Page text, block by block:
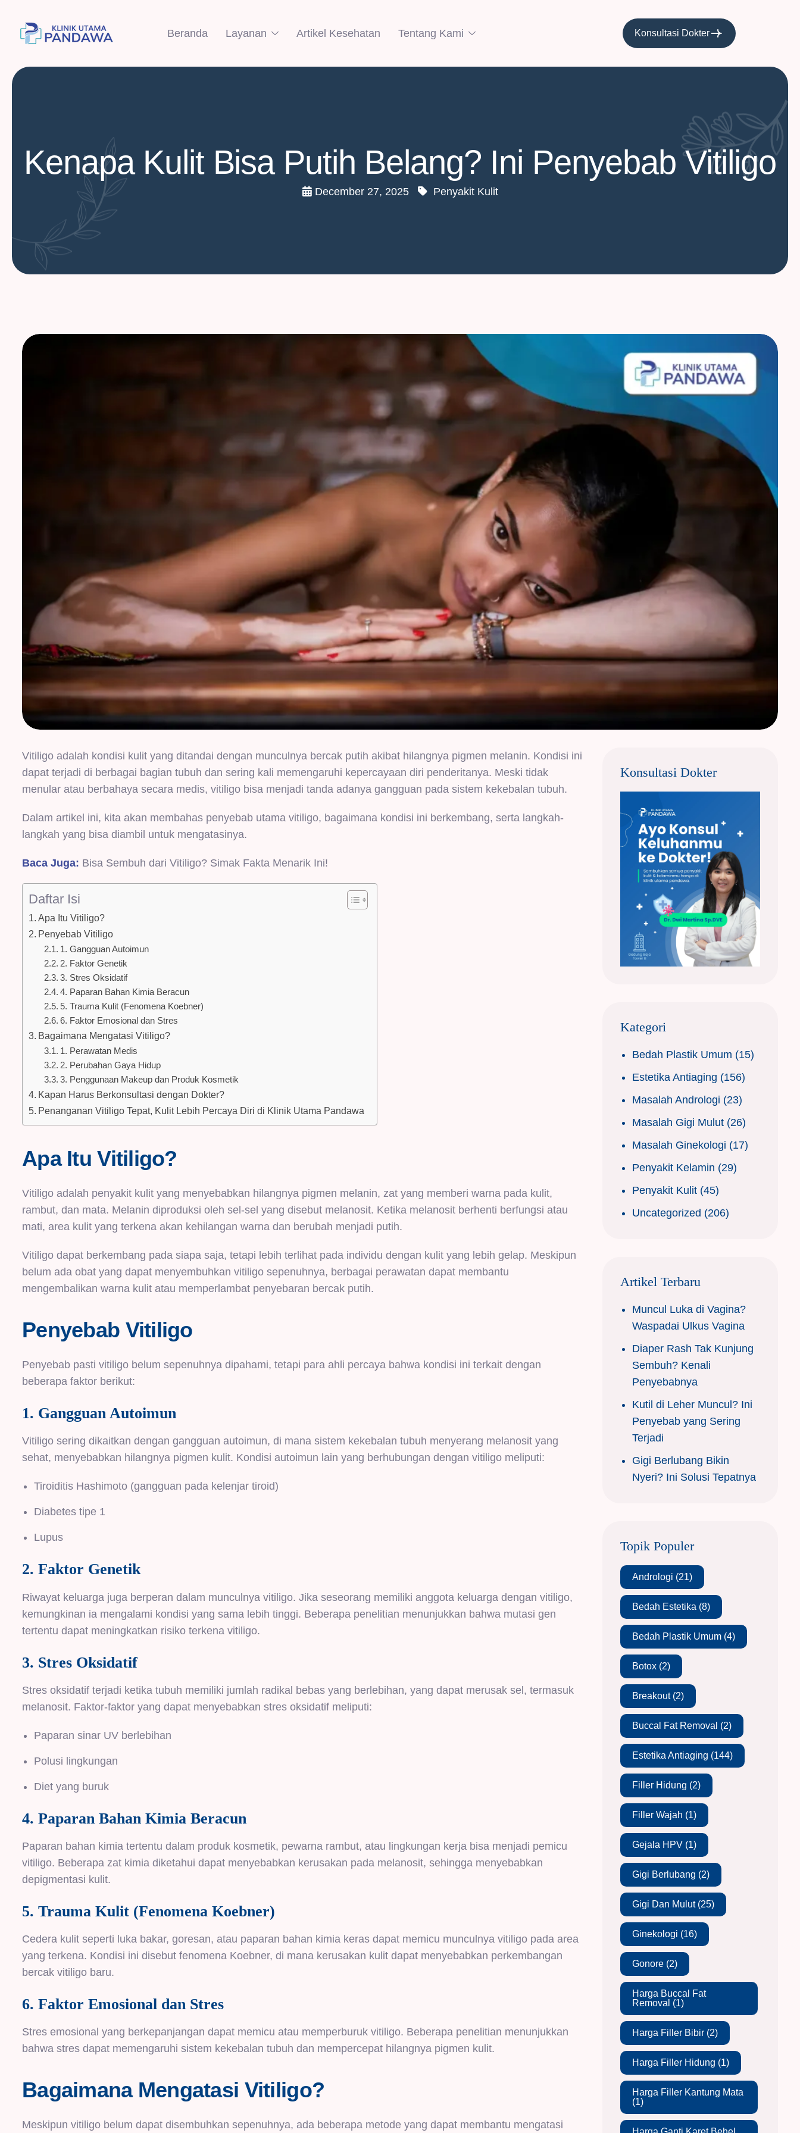
Beranda Layanan Artikel Kesehatan Tentang Kami Konsultasi Dokter
Kenapa Kulit Bisa Putih Belang? Ini Penyebab Vitiligo
December 27, 2025 Penyakit Kulit
Vitiligo adalah kondisi kulit yang ditandai dengan munculnya bercak putih akibat hilangnya pigmen melanin. Kondisi ini
dapat terjadi di berbagai bagian tubuh dan sering kali memengaruhi kepercayaan diri penderitanya. Meski tidak
menular atau berbahaya secara medis, vitiligo bisa menjadi tanda adanya gangguan pada sistem kekebalan tubuh.
Dalam artikel ini, kita akan membahas penyebab utama vitiligo, bagaimana kondisi ini berkembang, serta langkah-
langkah yang bisa diambil untuk mengatasinya.
Baca Juga: Bisa Sembuh dari Vitiligo? Simak Fakta Menarik Ini!
Daftar Isi
Apa Itu Vitiligo?
Penyebab Vitiligo
1. Gangguan Autoimun
2. Faktor Genetik
3. Stres Oksidatif
4. Paparan Bahan Kimia Beracun
5. Trauma Kulit (Fenomena Koebner)
6. Faktor Emosional dan Stres
Bagaimana Mengatasi Vitiligo?
1. Perawatan Medis
2. Perubahan Gaya Hidup
3. Penggunaan Makeup dan Produk Kosmetik
Kapan Harus Berkonsultasi dengan Dokter?
Penanganan Vitiligo Tepat, Kulit Lebih Percaya Diri di Klinik Utama Pandawa
Apa Itu Vitiligo?
Vitiligo adalah penyakit kulit yang menyebabkan hilangnya pigmen melanin, zat yang memberi warna pada kulit,
rambut, dan mata. Melanin diproduksi oleh sel-sel yang disebut melanosit. Ketika melanosit berhenti berfungsi atau
mati, area kulit yang terkena akan kehilangan warna dan berubah menjadi putih.
Vitiligo dapat berkembang pada siapa saja, tetapi lebih terlihat pada individu dengan kulit yang lebih gelap. Meskipun
belum ada obat yang dapat menyembuhkan vitiligo sepenuhnya, berbagai perawatan dapat membantu
mengembalikan warna kulit atau memperlambat penyebaran bercak putih.
Penyebab Vitiligo
Penyebab pasti vitiligo belum sepenuhnya dipahami, tetapi para ahli percaya bahwa kondisi ini terkait dengan
beberapa faktor berikut:
1. Gangguan Autoimun
Vitiligo sering dikaitkan dengan gangguan autoimun, di mana sistem kekebalan tubuh menyerang melanosit yang
sehat, menyebabkan hilangnya pigmen kulit. Kondisi autoimun lain yang berhubungan dengan vitiligo meliputi:
Tiroiditis Hashimoto (gangguan pada kelenjar tiroid)
Diabetes tipe 1
Lupus
2. Faktor Genetik
Riwayat keluarga juga berperan dalam munculnya vitiligo. Jika seseorang memiliki anggota keluarga dengan vitiligo,
kemungkinan ia mengalami kondisi yang sama lebih tinggi. Beberapa penelitian menunjukkan bahwa mutasi gen
tertentu dapat meningkatkan risiko terkena vitiligo.
3. Stres Oksidatif
Stres oksidatif terjadi ketika tubuh memiliki jumlah radikal bebas yang berlebihan, yang dapat merusak sel, termasuk
melanosit. Faktor-faktor yang dapat menyebabkan stres oksidatif meliputi:
Paparan sinar UV berlebihan
Polusi lingkungan
Diet yang buruk
4. Paparan Bahan Kimia Beracun
Paparan bahan kimia tertentu dalam produk kosmetik, pewarna rambut, atau lingkungan kerja bisa menjadi pemicu
vitiligo. Beberapa zat kimia diketahui dapat menyebabkan kerusakan pada melanosit, sehingga menyebabkan
depigmentasi kulit.
5. Trauma Kulit (Fenomena Koebner)
Cedera kulit seperti luka bakar, goresan, atau paparan bahan kimia keras dapat memicu munculnya vitiligo pada area
yang terkena. Kondisi ini disebut fenomena Koebner, di mana kerusakan kulit dapat menyebabkan perkembangan
bercak vitiligo baru.
6. Faktor Emosional dan Stres
Stres emosional yang berkepanjangan dapat memicu atau memperburuk vitiligo. Beberapa penelitian menunjukkan
bahwa stres dapat memengaruhi sistem kekebalan tubuh dan mempercepat hilangnya pigmen kulit.
Bagaimana Mengatasi Vitiligo?
Meskipun vitiligo belum dapat disembuhkan sepenuhnya, ada beberapa metode yang dapat membantu mengatasi
Konsultasi Dokter
Kategori
Bedah Plastik Umum (15)
Estetika Antiaging (156)
Masalah Andrologi (23)
Masalah Gigi Mulut (26)
Masalah Ginekologi (17)
Penyakit Kelamin (29)
Penyakit Kulit (45)
Uncategorized (206)
Artikel Terbaru
Muncul Luka di Vagina?
Waspadai Ulkus Vagina
Diaper Rash Tak Kunjung
Sembuh? Kenali
Penyebabnya
Kutil di Leher Muncul? Ini
Penyebab yang Sering
Terjadi
Gigi Berlubang Bikin
Nyeri? Ini Solusi Tepatnya
Topik Populer
Andrologi (21)
Bedah Estetika (8)
Bedah Plastik Umum (4)
Botox (2)
Breakout(2)
Buccal Fat Removal (2)
Estetika Antiaging (144)
Filler Hidung (2)
Filler Wajah (1)
Gejala HPV (1)
Gigi Berlubang (2)
Gigi Dan Mulut(25)
Ginekologi (16)
Gonore (2)
Harga Buccal Fat
Removal (1)
Harga Filler Bibir (2)
Harga Filler Hidung (1)
Harga Filler Kantung Mata
(1)